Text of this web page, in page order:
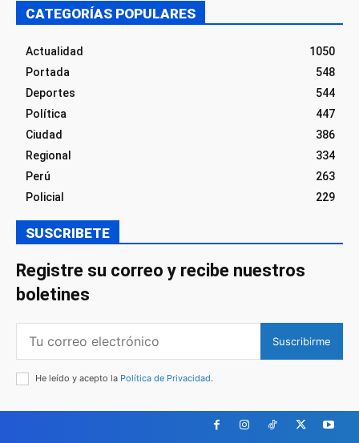
CATEGORÍAS POPULARES
Actualidad
1050
Portada
548
Deportes
544
Política
447
Ciudad
386
Regional
334
Perú
263
Policial
229
SUSCRIBETE
Registre su correo y recibe nuestros
boletines
Suscribirme
He leído y acepto la Política de Privacidad.